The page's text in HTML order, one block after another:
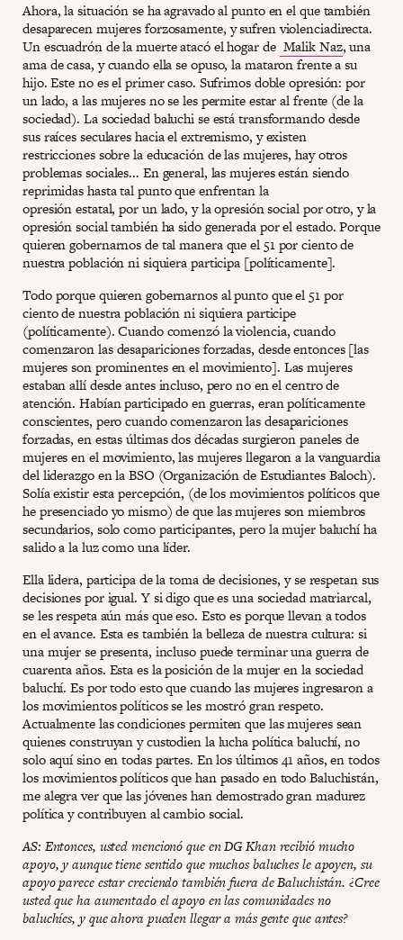
Ahora, la situación se ha agravado al punto en el que también
desaparecen mujeres forzosamente, y sufren violenciadirecta.
Un escuadrón de la muerte atacó el hogar de Malik Naz, una
ama de casa, y cuando ella se opuso, la mataron frente a su
hijo. Este no es el primer caso. Sufrimos doble opresión: por
un lado, a las mujeres no se les permite estar al frente (de la
sociedad). La sociedad baluchi se está transformando desde
sus raíces seculares hacia el extremismo, y existen
restricciones sobre la educación de las mujeres, hay otros
problemas sociales... En general, las mujeres están siendo
reprimidas hasta tal punto que enfrentan la
opresión estatal, por un lado, y la opresión social por otro, y la
opresión social también ha sido generada por el estado. Porque
quieren gobernarnos de tal manera que el 51 por ciento de
nuestra población ni siquiera participa [políticamente].
Todo porque quieren gobernarnos al punto que el 51 por
ciento de nuestra población ni siquiera participe
(políticamente). Cuando comenzó la violencia, cuando
comenzaron las desapariciones forzadas, desde entonces [las
mujeres son prominentes en el movimiento]. Las mujeres
estaban allí desde antes incluso, pero no en el centro de
atención. Habían participado en guerras, eran políticamente
conscientes, pero cuando comenzaron las desapariciones
forzadas, en estas últimas dos décadas surgieron paneles de
mujeres en el movimiento, las mujeres llegaron a la vanguardia
del liderazgo en la BSO (Organización de Estudiantes Baloch).
Solía existir esta percepción, (de los movimientos políticos que
he presenciado yo mismo) de que las mujeres son miembros
secundarios, solo como participantes, pero la mujer baluchí ha
salido a la luz como una líder.
Ella lidera, participa de la toma de decisiones, y se respetan sus
decisiones por igual. Y si digo que es una sociedad matriarcal,
se les respeta aún más que eso. Esto es porque llevan a todos
en el avance. Esta es también la belleza de nuestra cultura: si
una mujer se presenta, incluso puede terminar una guerra de
cuarenta años. Esta es la posición de la mujer en la sociedad
baluchí. Es por todo esto que cuando las mujeres ingresaron a
los movimientos políticos se les mostró gran respeto.
Actualmente las condiciones permiten que las mujeres sean
quienes construyan y custodien la lucha política baluchí, no
solo aquí sino en todas partes. En los últimos 41 años, en todos
los movimientos políticos que han pasado en todo Baluchistán,
me alegra ver que las jóvenes han demostrado gran madurez
política y contribuyen al cambio social.
AS: Entonces, usted mencionó que en DG Khan recibió mucho
apoyo, y aunque tiene sentido que muchos baluches le apoyen, su
apoyo parece estar creciendo también fuera de Baluchistán. ¿Cree
usted que ha aumentado el apoyo en las comunidades no
baluchíes, y que ahora pueden llegar a más gente que antes?